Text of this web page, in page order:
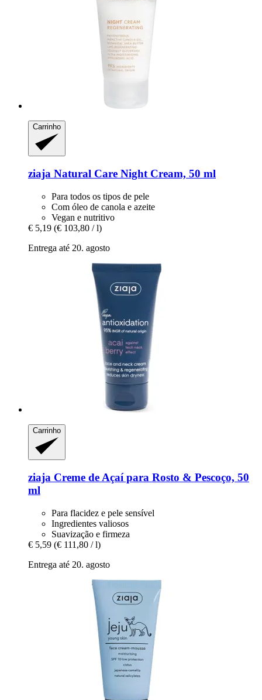
Carrinho
ziaja Natural Care Night Cream, 50 ml
Para todos os tipos de pele
Com óleo de canola e azeite
Vegan e nutritivo
€ 5,19 (€ 103,80 / l)
Entrega até 20. agosto
Carrinho
ziaja Creme de Açaí para Rosto & Pescoço, 50
ml
Para flacidez e pele sensível
Ingredientes valiosos
Suavização e firmeza
€ 5,59 (€ 111,80 / l)
Entrega até 20. agosto